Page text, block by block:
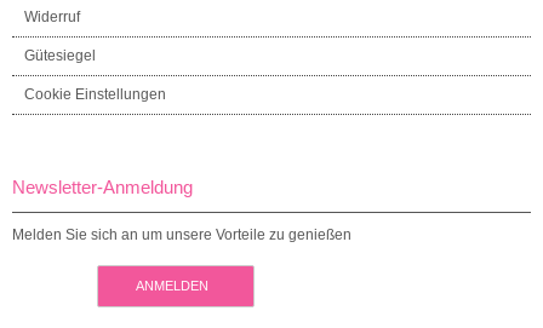
Widerruf
Gütesiegel
Cookie Einstellungen
Newsletter-Anmeldung
Melden Sie sich an um unsere Vorteile zu genießen
ANMELDEN